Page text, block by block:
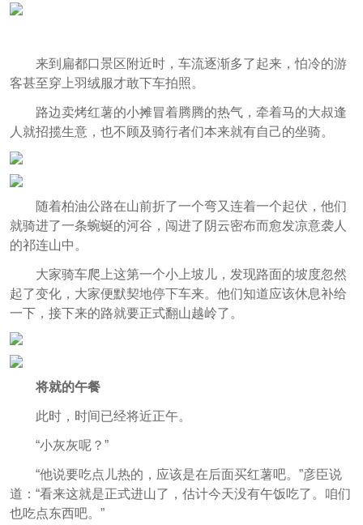
来到扁都口景区附近时，车流逐渐多了起来，怕冷的游
客甚至穿上羽绒服才敢下车拍照。
路边卖烤红薯的小摊冒着腾腾的热气，牵着马的大叔逢
人就招揽生意，也不顾及骑行者们本来就有自己的坐骑。
随着柏油公路在山前折了一个弯又连着一个起伏，他们
就骑进了一条蜿蜒的河谷，闯进了阴云密布而愈发凉意袭人
的祁连山中。
大家骑车爬上这第一个小上坡儿，发现路面的坡度忽然
起了变化，大家便默契地停下车来。他们知道应该休息补给
一下，接下来的路就要正式翻山越岭了。
将就的午餐
此时，时间已经将近正午。
“小灰灰呢？”
“他说要吃点儿热的，应该是在后面买红薯吧。”彦臣说
道：“看来这就是正式进山了，估计今天没有午饭吃了。咱们
也吃点东西吧。”